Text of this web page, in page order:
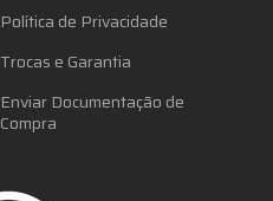
Política de Privacidade
Trocas e Garantia
Enviar Documentação de
Compra